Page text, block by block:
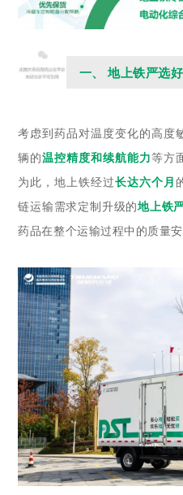
一、 地上铁严选
考虑到药品对温度变化的高度
辆的温控精度和续航能力等方
为此，地上铁经过长达六个月
链运输需求定制升级的地上铁
药品在整个运输过程中的质量安